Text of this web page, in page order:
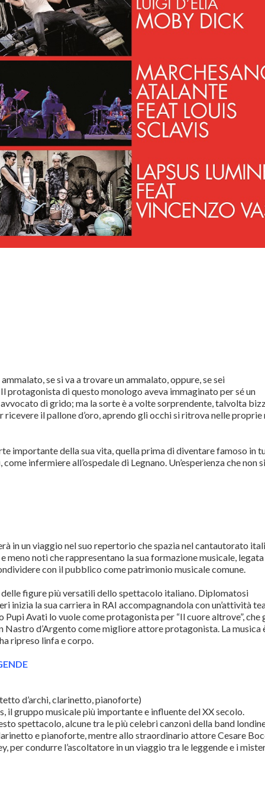
se si va a trovare un ammalato, oppure, se sei
protagonista di questo monologo aveva immaginato per sé un
di grido; ma la sorte è a volte sorprendente, talvolta
ricevere il pallone d’oro, aprendo gli occhi si ritrova nelle proprie
importante della sua vita, quella prima di diventare famoso in
infermiere all’ospedale di Legnano. Un’esperienza che non si
in un viaggio nel suo repertorio che spazia nel cantautorato
noti che rappresentano la sua formazione musicale, legata
con il pubblico come patrimonio musicale comune.
figure più versatili dello spettacolo italiano. Diplomatosi
inizia la sua carriera in RAI accompagnandola con un’attività
Pupi Avati lo vuole come protagonista per “Il cuore altrove”, che
Nastro d’Argento come migliore attore protagonista. La musica
ripreso linfa e corpo.
d’archi, clarinetto, pianoforte)
il gruppo musicale più importante e influente del XX secolo.
spettacolo, alcune tra le più celebri canzoni della band
e pianoforte, mentre allo straordinario attore Cesare
per condurre l’ascoltatore in un viaggio tra le leggende e i